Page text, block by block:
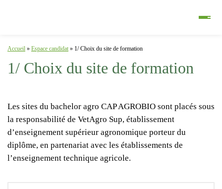
Accueil » Espace candidat » 1/ Choix du site de formation
1/ Choix du site de formation
Les sites du bachelor agro CAP AGROBIO sont placés sous
la responsabilité de VetAgro Sup, établissement
d’enseignement supérieur agronomique porteur du
diplôme, en partenariat avec les établissements de
l’enseignement technique agricole.